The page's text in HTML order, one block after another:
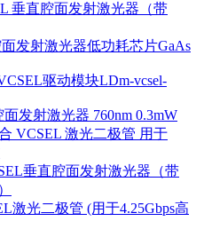
垂直腔面发射激光器（带
发射激光器低功耗芯片GaAs
驱动模块LDm-vcsel-
发射激光器 760nm 0.3mW
VCSEL 激光二极管 用于
垂直腔面发射激光器（带
激光二极管 (用于4.25Gbps高